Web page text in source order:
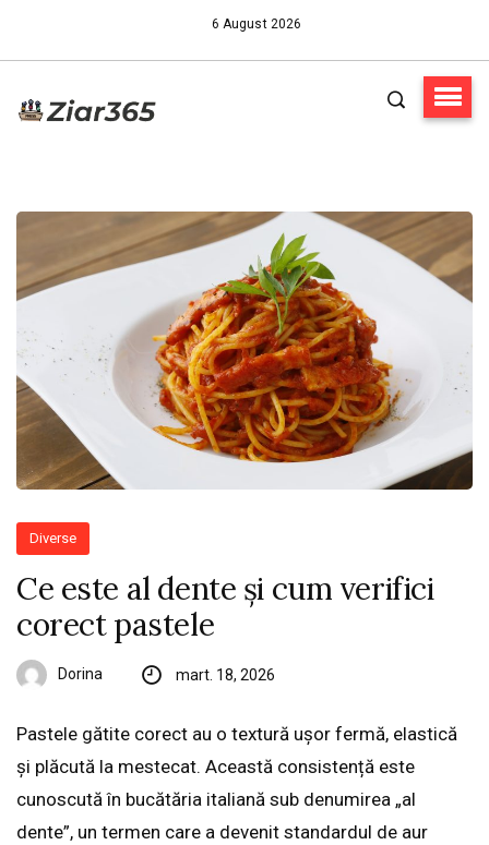
6 August 2026
Diverse
Ce este al dente și cum verifici
corect pastele
Dorina mart. 18, 2026
Pastele gătite corect au o textură ușor fermă, elastică
și plăcută la mestecat. Această consistență este
cunoscută în bucătăria italiană sub denumirea „al
dente”, un termen care a devenit standardul de aur